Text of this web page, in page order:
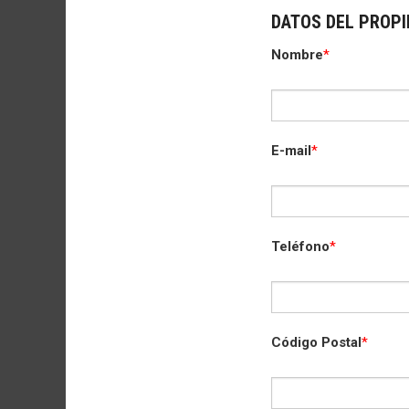
DATOS DEL
Nombre*
E-mail*
Teléfono*
Código Postal*